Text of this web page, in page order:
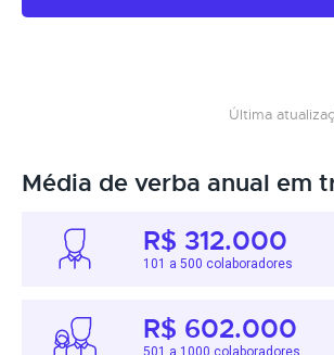
Última
Média de verba anual em
R$ 312.000
101 a 500 colaboradores
R$ 602.000
501 a 1000 colaboradores